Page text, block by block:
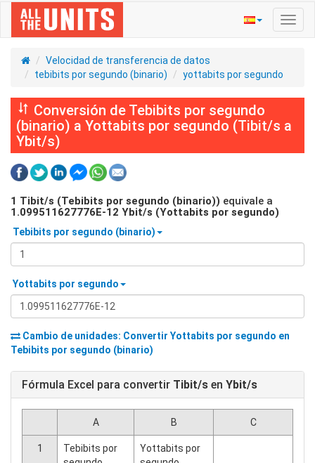
Velocidad de transferencia de datos
tebibits por segundo (binario)
yottabits por segundo
Conversión de Tebibits por segundo
(binario) a Yottabits por segundo (Tibit/s a
Ybit/s)
1 Tibit/s (Tebibits por segundo (binario)) equivale a
1.099511627776E-12 Ybit/s (Yottabits por segundo)
Tebibits por segundo (binario)
Yottabits por segundo
Cambio de unidades: Convertir Yottabits por segundo en
Tebibits por segundo (binario)
Fórmula Excel para convertir Tibit/s en Ybit/s
A B C
1
Tebibits por
Yottabits por